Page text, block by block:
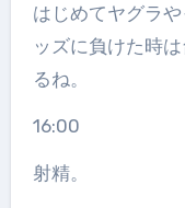
はじめてヤグラ
ッズに負けた時
るね。
16:00
射精。